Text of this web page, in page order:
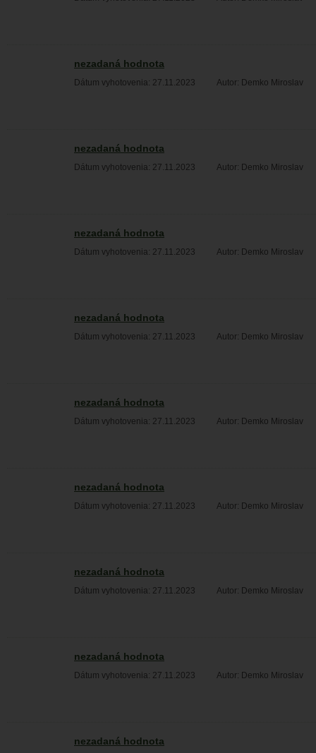
nezadaná hodnota
Dátum vyhotovenia: 27.11.2023 Autor: Demko Miroslav
nezadaná hodnota
Dátum vyhotovenia: 27.11.2023 Autor: Demko Miroslav
nezadaná hodnota
Dátum vyhotovenia: 27.11.2023 Autor: Demko Miroslav
nezadaná hodnota
Dátum vyhotovenia: 27.11.2023 Autor: Demko Miroslav
nezadaná hodnota
Dátum vyhotovenia: 27.11.2023 Autor: Demko Miroslav
nezadaná hodnota
Dátum vyhotovenia: 27.11.2023 Autor: Demko Miroslav
nezadaná hodnota
Dátum vyhotovenia: 27.11.2023 Autor: Demko Miroslav
nezadaná hodnota
Dátum vyhotovenia: 27.11.2023 Autor: Demko Miroslav
nezadaná hodnota